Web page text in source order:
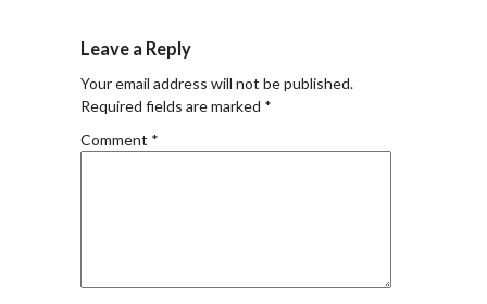
Leave a Reply
Your email address will not be published.
Required fields are marked *
Comment *